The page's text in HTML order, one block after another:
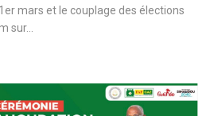
mars et le couplage des élections
sur…